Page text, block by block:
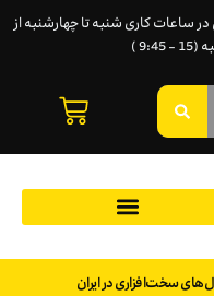
تماس در ساعات کاری شنبه تا چهارشنبه از
در ایران